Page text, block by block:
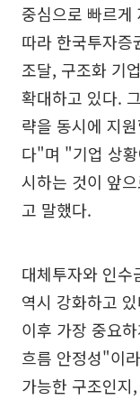
중심으로 빠르
따라 한국투자증
조달, 구조화 기
확대하고 있다.
략을 동시에 지
다"며 "기업 상
시하는 것이 앞
고 말했다.
대체투자와 인수
역시 강화하고
이후 가장 중요
흐름 안정성"이
가능한 구조인지